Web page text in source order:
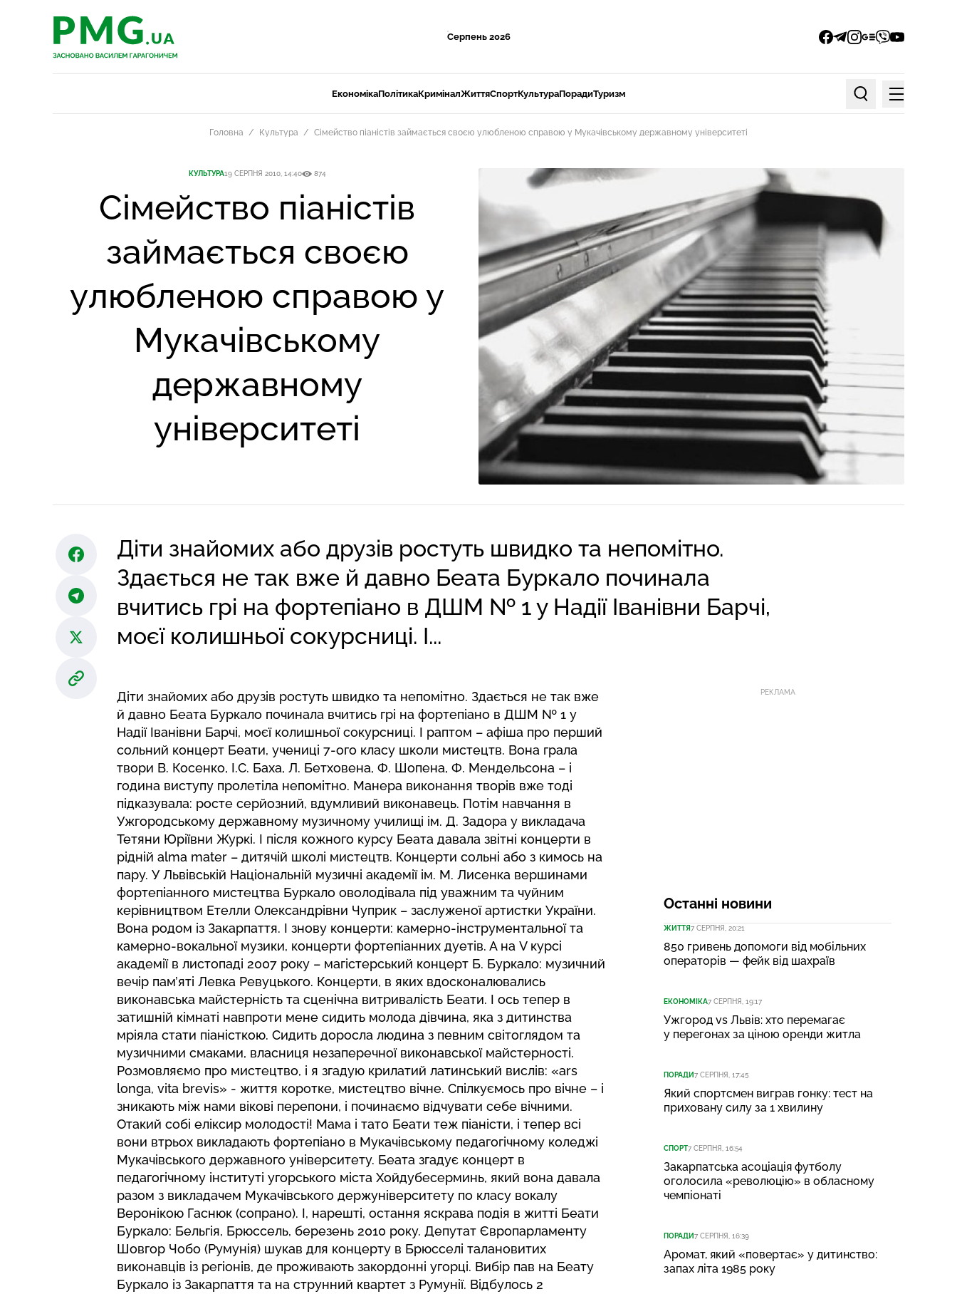
PMG.ua
Серпень 2026
facebook
telegram
instagram
google_news
viberyoutube
PMG.ua
ЕкономікаПолітикаКриміналЖиттяСпортКультураПорадиТуризм
Пошук по статтях
Меню
Головна Культура Сімейство піаністів займається своєю улюбленою справою у Мукачівському державному університеті
КУЛЬТУРА19 СЕРПНЯ 2010, 14:40 874
Сімейство піаністів
займається своєю
улюбленою справою у
Мукачівському
державному
університеті
Діти знайомих або друзів ростуть швидко та непомітно.
Здається не так вже й давно Беата Буркало починала
вчитись грі на фортепіано в ДШМ № 1 у Надії Іванівни Барчі,
моєї колишньої сокурсниці. І...
Діти знайомих або друзів ростуть швидко та непомітно. Здається не так вже
й давно Беата Буркало починала вчитись грі на фортепіано в ДШМ № 1 у
Надії Іванівни Барчі, моєї колишньої сокурсниці. І раптом – афіша про перший
сольний концерт Беати, учениці 7-ого класу школи мистецтв. Вона грала
твори В. Косенко, І.С. Баха, Л. Бетховена, Ф. Шопена, Ф. Мендельсона – і
година виступу пролетіла непомітно. Манера виконання творів вже тоді
підказувала: росте серйозний, вдумливий виконавець. Потім навчання в
Ужгородському державному музичному училищі ім. Д. Задора у викладача
Тетяни Юріївни Журкі. І після кожного курсу Беата давала звітні концерти в
рідній alma mater – дитячій школі мистецтв. Концерти сольні або з кимось на
пару. У Львівській Національній музичні академії ім. М. Лисенка вершинами
фортепіанного мистецтва Буркало оволодівала під уважним та чуйним
керівництвом Етелли Олександрівни Чуприк – заслуженої артистки України.
Вона родом із Закарпаття. І знову концерти: камерно-інструментальної та
камерно-вокальної музики, концерти фортепіанних дуетів. А на V курсі
академії в листопаді 2007 року – магістерський концерт Б. Буркало: музичний
вечір пам’яті Левка Ревуцького. Концерти, в яких вдосконалювались
виконавська майстерність та сценічна витривалість Беати. І ось тепер в
затишній кімнаті навпроти мене сидить молода дівчина, яка з дитинства
мріяла стати піаністкою. Сидить доросла людина з певним світоглядом та
музичними смаками, власниця незаперечної виконавської майстерності.
Розмовляємо про мистецтво, і я згадую крилатий латинський вислів: «ars
longa, vita brevis» - життя коротке, мистецтво вічне. Спілкуємось про вічне – і
зникають між нами вікові перепони, і починаємо відчувати себе вічними.
Отакий собі еліксир молодості! Мама і тато Беати теж піаністи, і тепер всі
вони втрьох викладають фортепіано в Мукачівському педагогічному коледжі
Мукачівського державного університету. Беата згадує концерт в
педагогічному інституті угорського міста Хойдубесерминь, який вона давала
разом з викладачем Мукачівського держуніверситету по класу вокалу
Веронікою Гаснюк (сопрано). І, нарешті, остання яскрава подія в житті Беати
Буркало: Бельгія, Брюссель, березень 2010 року. Депутат Європарламенту
Шовгор Чобо (Румунія) шукав для концерту в Брюсселі талановитих
виконавців із регіонів, де проживають закордонні угорці. Вибір пав на Беату
Буркало із Закарпаття та на струнний квартет з Румунії. Відбулось 2
РЕКЛАМА
Останні новини
ЖИТТЯ7 СЕРПНЯ, 20:21
850 гривень допомоги від мобільних
операторів — фейк від шахраїв
ЕКОНОМІКА7 СЕРПНЯ, 19:17
Ужгород vs Львів: хто перемагає
у перегонах за ціною оренди житла
ПОРАДИ7 СЕРПНЯ, 17:45
Який спортсмен виграв гонку: тест на
приховану силу за 1 хвилину
СПОРТ7 СЕРПНЯ, 16:54
Закарпатська асоціація футболу
оголосила «революцію» в обласному
чемпіонаті
ПОРАДИ7 СЕРПНЯ, 16:39
Аромат, який «повертає» у дитинство:
запах літа 1985 року